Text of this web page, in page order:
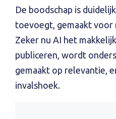
De boodschap is
toevoegt, gemaakt voor
Zeker nu AI het
publiceren, wordt
gemaakt op relevantie,
invalshoek.